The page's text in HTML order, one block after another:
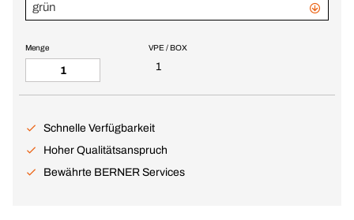
grün
VPE / BOX
1
Menge
Schnelle Verfügbarkeit
Hoher Qualitätsanspruch
Bewährte BERNER Services